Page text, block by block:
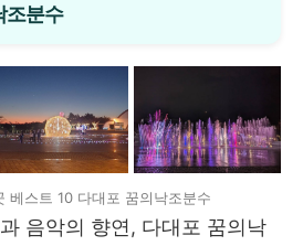
조분수
베스트 10 다대포 꿈의낙조분수
음악의 향연, 다대포 꿈의낙